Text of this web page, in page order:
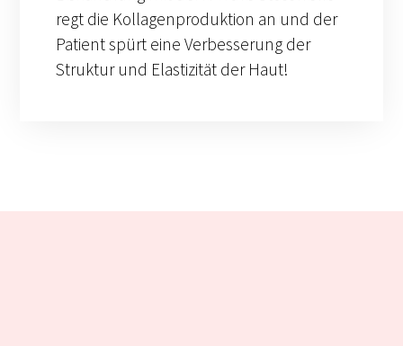
regt die Kollagenproduktion an und der
Patient spürt eine Verbesserung der
Struktur und Elastizität der Haut!